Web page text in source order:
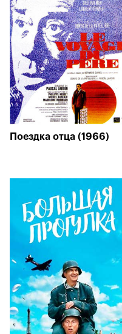
Поездка отца (1966)